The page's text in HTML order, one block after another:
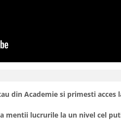
din Academie si primesti
mentii lucrurile la un nivel cel